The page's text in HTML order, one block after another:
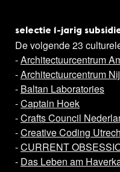
selectie 1-jarig
De volgende 23
-Architectuurcentrum
-Architectuurcentrum
- Baltan Laboratories
-Captain Hoek
-Crafts Council
-Creative Coding
-CURRENT
- Das Leben am